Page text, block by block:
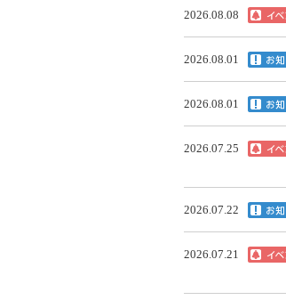
2026.08.08
2026.08.01
2026.08.01
2026.07.25
2026.07.22
2026.07.21